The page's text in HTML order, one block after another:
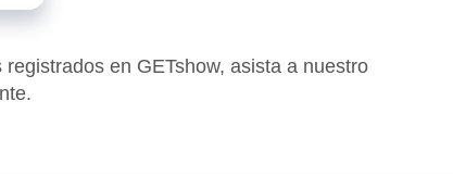
en GETshow, asista a nuestro